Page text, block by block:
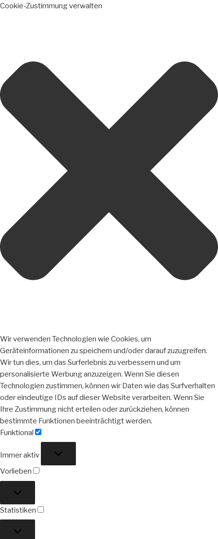
Cookie-Zustimmung verwalten
Wir verwenden Technologien wie Cookies, um
Geräteinformationen zu speichern und/oder darauf zuzugreifen.
Wir tun dies, um das Surferlebnis zu verbessern und um
personalisierte Werbung anzuzeigen. Wenn Sie diesen
Technologien zustimmen, können wir Daten wie das Surfverhalten
oder eindeutige IDs auf dieser Website verarbeiten. Wenn Sie
Ihre Zustimmung nicht erteilen oder zurückziehen, können
bestimmte Funktionen beeinträchtigt werden.
Funktional
Immer aktiv
Vorlieben
Statistiken